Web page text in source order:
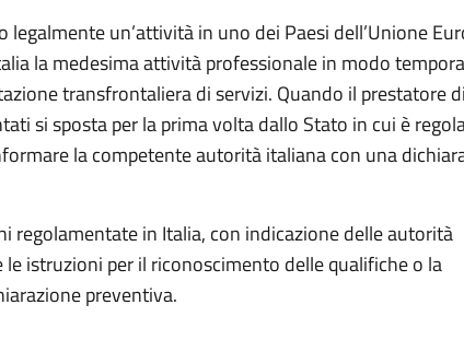
legalmente un’attività in uno dei Paesi dell’Unione
la medesima attività professionale in modo
transfrontaliera di servizi. Quando il prestatore
si sposta per la prima volta dallo Stato in cui è
la competente autorità italiana con una
regolamentate in Italia, con indicazione delle autorità
istruzioni per il riconoscimento delle qualifiche o la
preventiva.